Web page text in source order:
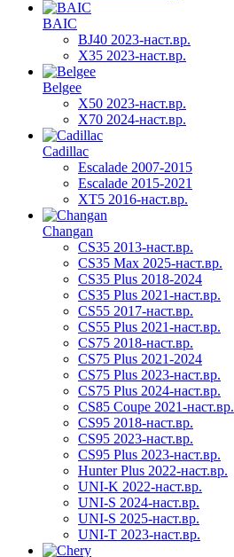
BAIC
BJ40 2023-наст.вр.
X35 2023-наст.вр.
Belgee
X50 2023-наст.вр.
X70 2024-наст.вр.
Cadillac
Escalade 2007-2015
Escalade 2015-2021
XT5 2016-наст.вр.
Changan
CS35 2013-наст.вр.
CS35 Max 2025-наст.вр.
CS35 Plus 2018-2024
CS35 Plus 2021-наст.вр.
CS55 2017-наст.вр.
CS55 Plus 2021-наст.вр.
CS75 2018-наст.вр.
CS75 Plus 2021-2024
CS75 Plus 2023-наст.вр.
CS75 Plus 2024-наст.вр.
CS85 Coupe 2021-наст.вр.
CS95 2018-наст.вр.
CS95 2023-наст.вр.
CS95 Plus 2023-наст.вр.
Hunter Plus 2022-наст.вр.
UNI-K 2022-наст.вр.
UNI-S 2024-наст.вр.
UNI-S 2025-наст.вр.
UNI-T 2023-наст.вр.